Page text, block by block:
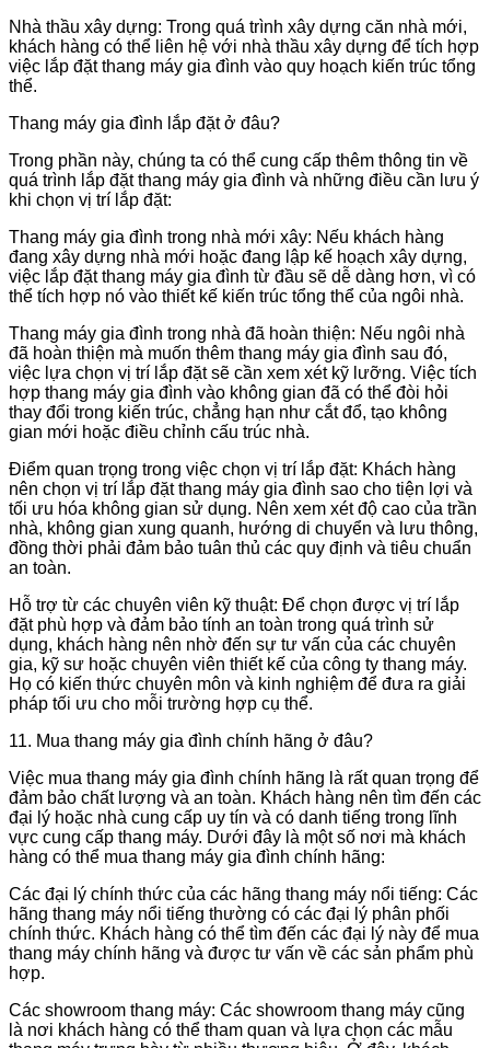
Nhà thầu xây dựng: Trong quá trình xây dựng căn nhà mới,
khách hàng có thể liên hệ với nhà thầu xây dựng để tích hợp
việc lắp đặt thang máy gia đình vào quy hoạch kiến trúc tổng
thể.
Thang máy gia đình lắp đặt ở đâu?
Trong phần này, chúng ta có thể cung cấp thêm thông tin về
quá trình lắp đặt thang máy gia đình và những điều cần lưu ý
khi chọn vị trí lắp đặt:
Thang máy gia đình trong nhà mới xây: Nếu khách hàng
đang xây dựng nhà mới hoặc đang lập kế hoạch xây dựng,
việc lắp đặt thang máy gia đình từ đầu sẽ dễ dàng hơn, vì có
thể tích hợp nó vào thiết kế kiến trúc tổng thể của ngôi nhà.
Thang máy gia đình trong nhà đã hoàn thiện: Nếu ngôi nhà
đã hoàn thiện mà muốn thêm thang máy gia đình sau đó,
việc lựa chọn vị trí lắp đặt sẽ cần xem xét kỹ lưỡng. Việc tích
hợp thang máy gia đình vào không gian đã có thể đòi hỏi
thay đổi trong kiến trúc, chẳng hạn như cắt đổ, tạo không
gian mới hoặc điều chỉnh cấu trúc nhà.
Điểm quan trọng trong việc chọn vị trí lắp đặt: Khách hàng
nên chọn vị trí lắp đặt thang máy gia đình sao cho tiện lợi và
tối ưu hóa không gian sử dụng. Nên xem xét độ cao của trần
nhà, không gian xung quanh, hướng di chuyển và lưu thông,
đồng thời phải đảm bảo tuân thủ các quy định và tiêu chuẩn
an toàn.
Hỗ trợ từ các chuyên viên kỹ thuật: Để chọn được vị trí lắp
đặt phù hợp và đảm bảo tính an toàn trong quá trình sử
dụng, khách hàng nên nhờ đến sự tư vấn của các chuyên
gia, kỹ sư hoặc chuyên viên thiết kế của công ty thang máy.
Họ có kiến thức chuyên môn và kinh nghiệm để đưa ra giải
pháp tối ưu cho mỗi trường hợp cụ thể.
11. Mua thang máy gia đình chính hãng ở đâu?
Việc mua thang máy gia đình chính hãng là rất quan trọng để
đảm bảo chất lượng và an toàn. Khách hàng nên tìm đến các
đại lý hoặc nhà cung cấp uy tín và có danh tiếng trong lĩnh
vực cung cấp thang máy. Dưới đây là một số nơi mà khách
hàng có thể mua thang máy gia đình chính hãng:
Các đại lý chính thức của các hãng thang máy nổi tiếng: Các
hãng thang máy nổi tiếng thường có các đại lý phân phối
chính thức. Khách hàng có thể tìm đến các đại lý này để mua
thang máy chính hãng và được tư vấn về các sản phẩm phù
hợp.
Các showroom thang máy: Các showroom thang máy cũng
là nơi khách hàng có thể tham quan và lựa chọn các mẫu